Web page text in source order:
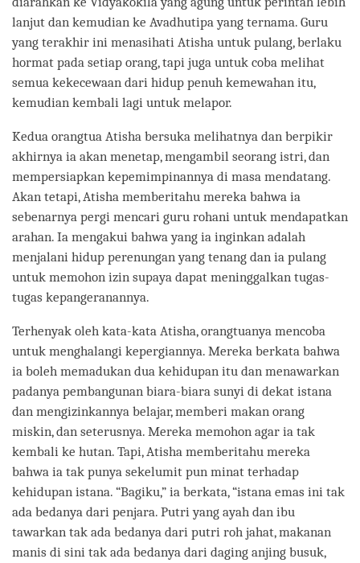
lanjut dan kemudian ke Avadhutipa yang ternama. Guru
yang terakhir ini menasihati Atisha untuk pulang, berlaku
hormat pada setiap orang, tapi juga untuk coba melihat
semua kekecewaan dari hidup penuh kemewahan itu,
kemudian kembali lagi untuk melapor.
Kedua orangtua Atisha bersuka melihatnya dan berpikir
akhirnya ia akan menetap, mengambil seorang istri, dan
mempersiapkan kepemimpinannya di masa mendatang.
Akan tetapi, Atisha memberitahu mereka bahwa ia
sebenarnya pergi mencari guru rohani untuk mendapatkan
arahan. Ia mengakui bahwa yang ia inginkan adalah
menjalani hidup perenungan yang tenang dan ia pulang
untuk memohon izin supaya dapat meninggalkan tugas-
tugas kepangeranannya.
Terhenyak oleh kata-kata Atisha, orangtuanya mencoba
untuk menghalangi kepergiannya. Mereka berkata bahwa
ia boleh memadukan dua kehidupan itu dan menawarkan
padanya pembangunan biara-biara sunyi di dekat istana
dan mengizinkannya belajar, memberi makan orang
miskin, dan seterusnya. Mereka memohon agar ia tak
kembali ke hutan. Tapi, Atisha memberitahu mereka
bahwa ia tak punya sekelumit pun minat terhadap
kehidupan istana. “Bagiku,” ia berkata, “istana emas ini tak
ada bedanya dari penjara. Putri yang ayah dan ibu
tawarkan tak ada bedanya dari putri roh jahat, makanan
manis di sini tak ada bedanya dari daging anjing busuk,